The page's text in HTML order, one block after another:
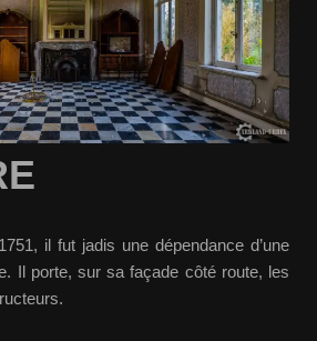
il fut jadis une dépendance d’une
Il porte, sur sa façade côté route, les